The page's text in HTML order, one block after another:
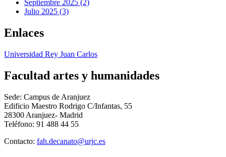
Septiembre 2025 (2)
Julio 2025 (3)
Enlaces
Universidad Rey Juan Carlos
Facultad artes y humanidades
Sede: Campus de Aranjuez
Edificio Maestro Rodrigo C/Infantas, 55
28300 Aranjuez- Madrid
Teléfono: 91 488 44 55
Contacto: